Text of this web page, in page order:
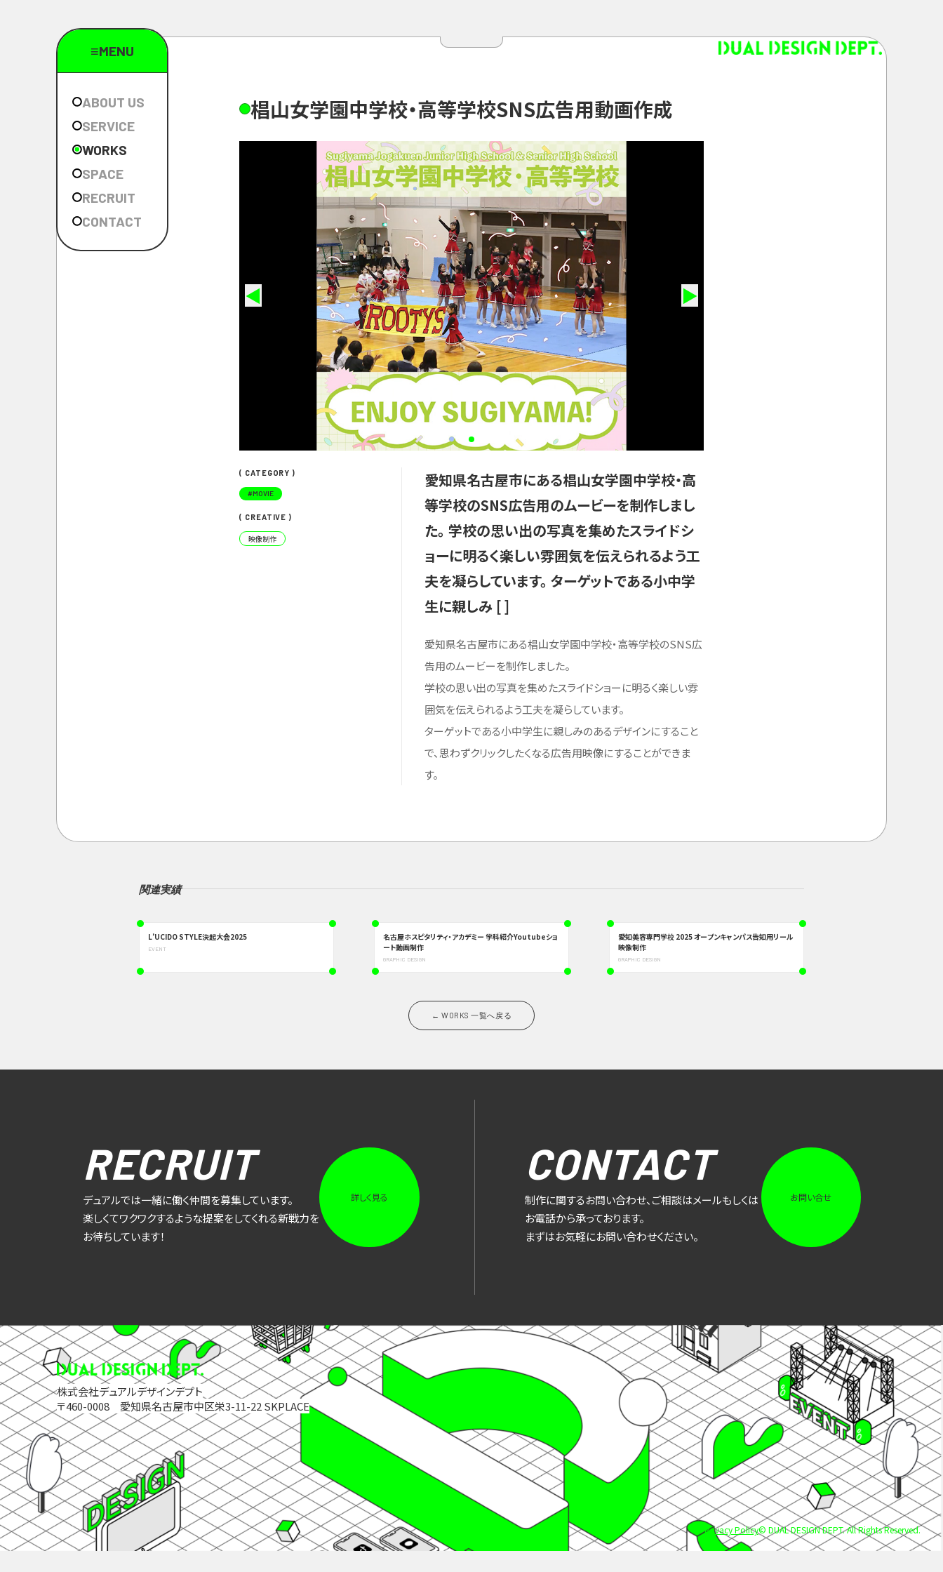
≡MENU
ABOUT US
SERVICE
WORKS
SPACE
RECRUIT
CONTACT
椙山女学園中学校・高等学校SNS広告用動画作成
◀ ▶
( CATEGORY )
#MOVIE
( CREATIVE )
映像制作
愛知県名古屋市にある椙山女学園中学校・高
等学校のSNS広告用のムービーを制作しまし
た。 学校の思い出の写真を集めたスライドシ
ョーに明るく楽しい雰囲気を伝えられるよう工
夫を凝らしています。 ターゲットである小中学
生に親しみ [ ]
愛知県名古屋市にある椙山女学園中学校・高等学校のSNS広
告用のムービーを制作しました。
学校の思い出の写真を集めたスライドショーに明るく楽しい雰
囲気を伝えられるよう工夫を凝らしています。
ターゲットである小中学生に親しみのあるデザインにすること
で、思わずクリックしたくなる広告用映像にすることができま
す。
関連実績
L’UCIDO STYLE決起大会2025
EVENT
名古屋ホスピタリティ・アカデミー 学科紹介Youtubeショ
ート動画制作
GRAPHIC DESIGN
愛知美容専門学校 2025 オープンキャンパス告知用リール
映像制作
GRAPHIC DESIGN
← WORKS 一覧へ戻る
RECRUIT
デュアルでは一緒に働く仲間を募集しています。
楽しくてワクワクするような提案をしてくれる新戦力を
お待ちしています！
詳しく見る
CONTACT
制作に関するお問い合わせ、ご相談はメールもしくは
お電話から承っております。
まずはお気軽にお問い合わせください。
お問い合せ
株式会社デュアルデザインデプト
〒460-0008 愛知県名古屋市中区栄3-11-22 SKPLACE
Privacy Policy© DUAL DESIGN DEPT. All Rights Reserved.